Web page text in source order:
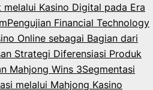
Kasino Digital pada Era
Pengujian Financial Technology
Online sebagai Bagian dari
Strategi Diferensiasi Produk
Mahjong Wins 3Segmentasi
melalui Mahjong Kasino